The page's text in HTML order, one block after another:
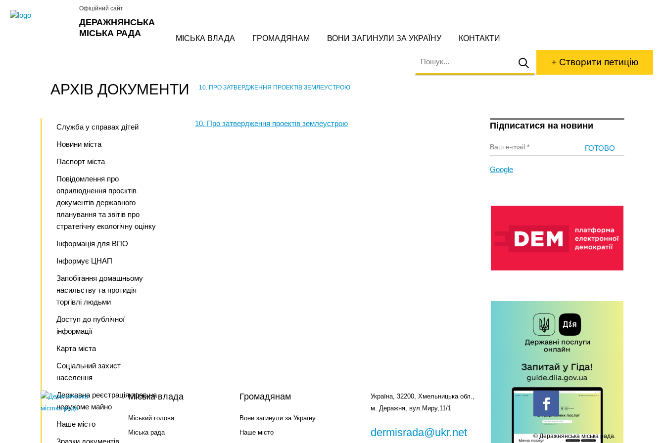
ДЕРАЖНЯНСЬКА
МІСЬКА РАДА
Офіційний сайт
МІСЬКА ВЛАДА ГРОМАДЯНАМ ВОНИ ЗАГИНУЛИ ЗА УКРАЇНУ КОНТАКТИ
+ Створити петицію
АРХІВ ДОКУМЕНТИ 10. ПРО ЗАТВЕРДЖЕННЯ ПРОЕКТІВ ЗЕМЛЕУСТРОЮ
Служба у справах дітей
Новини міста
Паспорт міста
Повідомлення про
оприлюднення проєктів
документів державного
планування та звітів про
стратегічну екологічну оцінку
Інформація для ВПО
Інформує ЦНАП
Запобігання домашньому
насильству та протидія
торгівлі людьми
Доступ до публічної
інформації
Карта міста
Соціальний захист
населення
Державна реєстрація прав на
нерухоме майно
Наше місто
Зразки документів
Підписатися на новини
Google
10. Про затвердження проектів землеустрою
Міська влада
Міський голова
Міська рада
Громадянам
Вони загинули за Україну
Наше місто
Україна, 32200, Хмельницька обл.,
м. Деражня, вул.Миру,11/1
dermisrada@ukr.net
© Деражнянська міська рада.